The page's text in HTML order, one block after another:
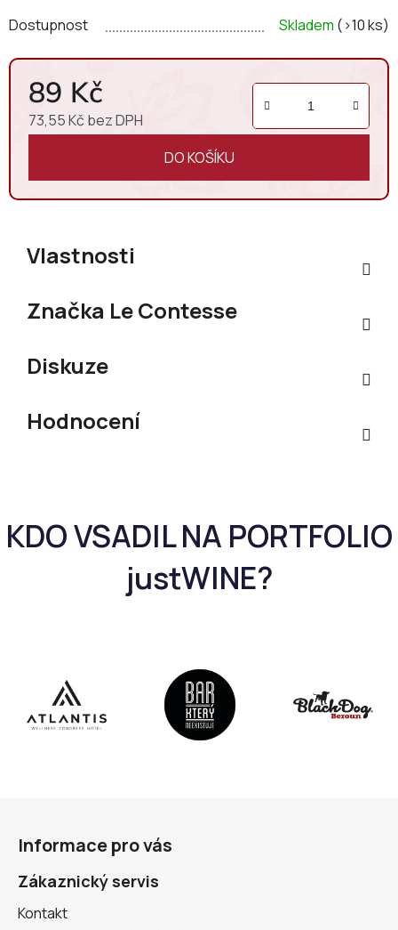
Dostupnost Skladem (>10 ks)
89 Kč
73,55 Kč bez DPH
DO KOŠÍKU
Vlastnosti
Značka Le Contesse
Diskuze
Hodnocení
Informace pro vás
Zákaznický servis
Kontakt